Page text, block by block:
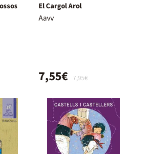
El Cargol Arol
Aavv
7,95€
7,55€